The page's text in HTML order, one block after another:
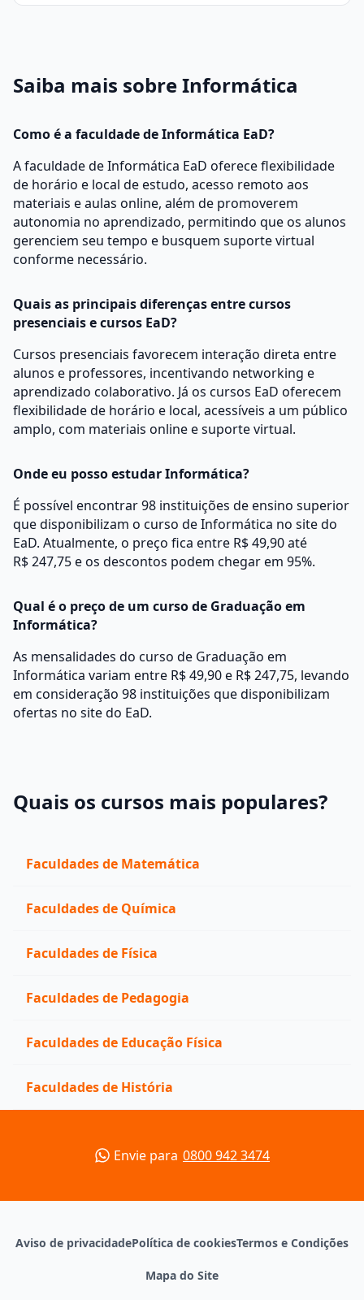
Saiba mais sobre Informática
Como é a faculdade de Informática EaD?
A faculdade de Informática EaD oferece flexibilidade
de horário e local de estudo, acesso remoto aos
materiais e aulas online, além de promoverem
autonomia no aprendizado, permitindo que os alunos
gerenciem seu tempo e busquem suporte virtual
conforme necessário.
Quais as principais diferenças entre cursos
presenciais e cursos EaD?
Cursos presenciais favorecem interação direta entre
alunos e professores, incentivando networking e
aprendizado colaborativo. Já os cursos EaD oferecem
flexibilidade de horário e local, acessíveis a um público
amplo, com materiais online e suporte virtual.
Onde eu posso estudar Informática?
É possível encontrar 98 instituições de ensino superior
que disponibilizam o curso de Informática no site do
EaD. Atualmente, o preço fica entre R$ 49,90 até
R$ 247,75 e os descontos podem chegar em 95%.
Qual é o preço de um curso de Graduação em
Informática?
As mensalidades do curso de Graduação em
Informática variam entre R$ 49,90 e R$ 247,75, levando
em consideração 98 instituições que disponibilizam
ofertas no site do EaD.
Quais os cursos mais populares?
Faculdades de Matemática
Faculdades de Química
Faculdades de Física
Faculdades de Pedagogia
Faculdades de Educação Física
Faculdades de História
Envie para 0800 942 3474
Aviso de privacidadePolítica de cookiesTermos e Condições
Mapa do Site